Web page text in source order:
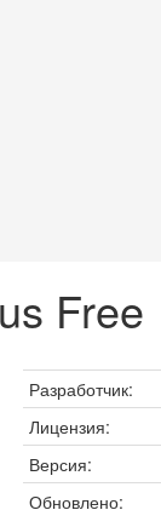
Free
Разработчик:
Лицензия:
Версия:
Обновлено: